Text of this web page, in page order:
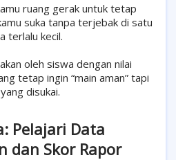
ruang gerak untuk tetap
suka tanpa terjebak di satu
terlalu kecil.
oleh siswa dengan nilai
tetap ingin “main aman” tapi
disukai.
Pelajari Data
dan Skor Rapor